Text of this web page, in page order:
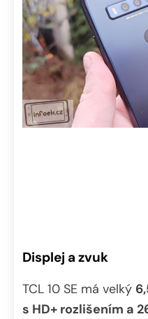
Displej a zvuk
TCL 10 SE má velký
s HD+ rozlišením a